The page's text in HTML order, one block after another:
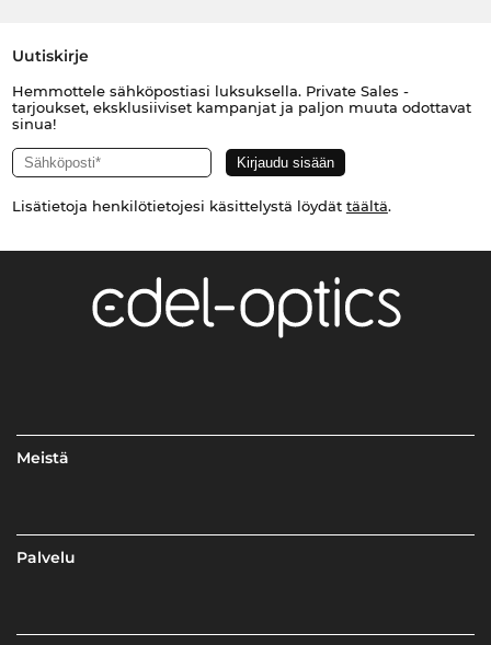
Uutiskirje
Hemmottele sähköpostiasi luksuksella. Private Sales -
tarjoukset, eksklusiiviset kampanjat ja paljon muuta odottavat
sinua!
Lisätietoja henkilötietojesi käsittelystä löydät täältä.
Meistä
Palvelu